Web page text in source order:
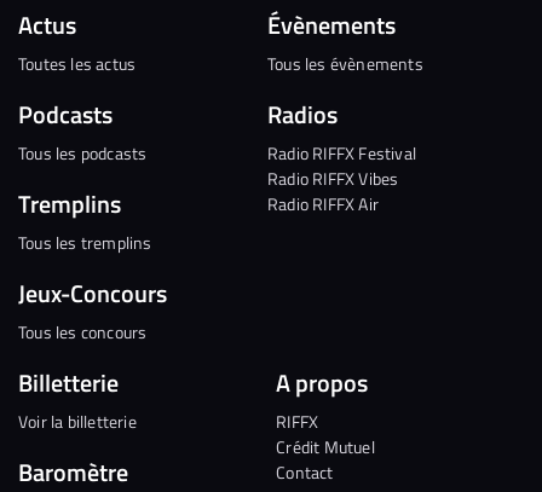
Actus
Toutes les actus
Podcasts
Tous les podcasts
Tremplins
Tous les tremplins
Jeux-Concours
Tous les concours
Évènements
Tous les évènements
Radios
Radio RIFFX Festival
Radio RIFFX Vibes
Radio RIFFX Air
Billetterie
Voir la billetterie
Baromètre
A propos
RIFFX
Crédit Mutuel
Contact